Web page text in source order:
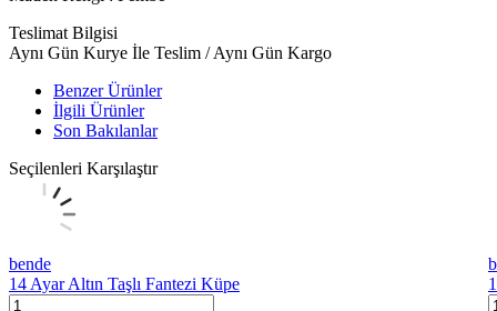
Teslimat Bilgisi
Aynı Gün Kurye İle Teslim / Aynı Gün Kargo
Benzer Ürünler
İlgili Ürünler
Son Bakılanlar
Seçilenleri Karşılaştır
bende
14 Ayar Altın Taşlı Fantezi Küpe